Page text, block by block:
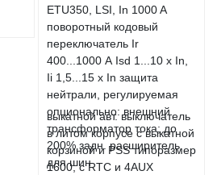
выкатной авт. выключатель
в литом корпусе с выкатной
корзиной и PSS типоразмер
1600; с RTC и 4AUX